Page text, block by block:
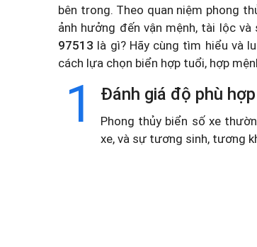
bên trong. Theo quan niệm phong
ảnh hưởng đến vận mệnh, tài lộc
97513 là gì? Hãy cùng tìm hiểu và
cách lựa chọn biển hợp tuổi, hợp
1 Đánh giá độ phù
Phong thủy biển số xe
xe, và sự tương sinh, tương